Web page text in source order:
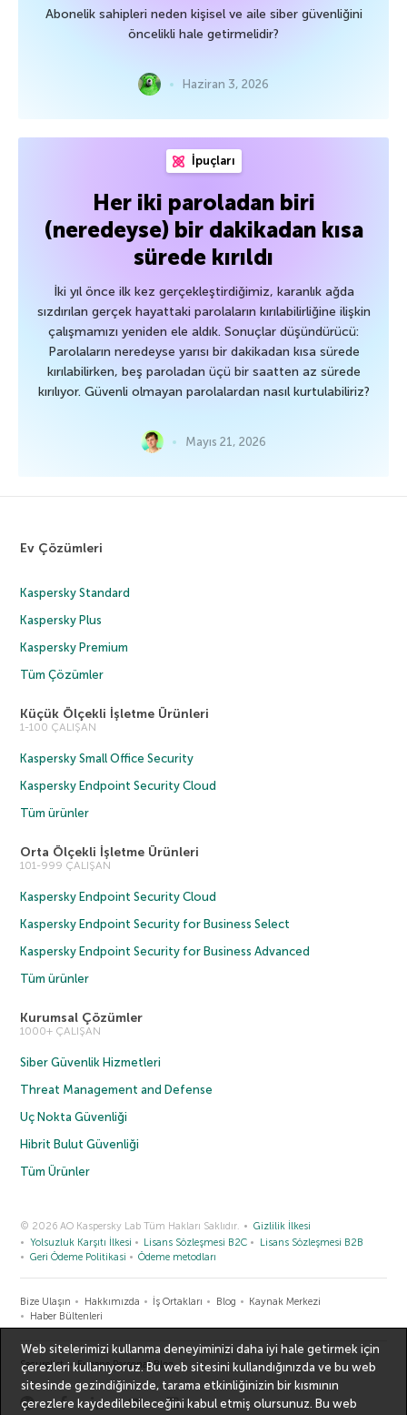
Abonelik sahipleri neden kişisel ve aile siber güvenliğini
öncelikli hale getirmelidir?
Haziran 3, 2026
İpuçları
Her iki paroladan biri
(neredeyse) bir dakikadan kısa
sürede kırıldı
İki yıl önce ilk kez gerçekleştirdiğimiz, karanlık ağda
sızdırılan gerçek hayattaki parolaların kırılabilirliğine ilişkin
çalışmamızı yeniden ele aldık. Sonuçlar düşündürücü:
Parolaların neredeyse yarısı bir dakikadan kısa sürede
kırılabilirken, beş paroladan üçü bir saatten az sürede
kırılıyor. Güvenli olmayan parolalardan nasıl kurtulabiliriz?
Mayıs 21, 2026
Ev Çözümleri
Kaspersky Standard
Kaspersky Plus
Kaspersky Premium
Tüm Çözümler
Küçük Ölçekli İşletme Ürünleri
1-100 ÇALIŞAN
Kaspersky Small Office Security
Kaspersky Endpoint Security Cloud
Tüm ürünler
Orta Ölçekli İşletme Ürünleri
101-999 ÇALIŞAN
Kaspersky Endpoint Security Cloud
Kaspersky Endpoint Security for Business Select
Kaspersky Endpoint Security for Business Advanced
Tüm ürünler
Kurumsal Çözümler
1000+ ÇALIŞAN
Siber Güvenlik Hizmetleri
Threat Management and Defense
Uç Nokta Güvenliği
Hibrit Bulut Güvenliği
Tüm Ürünler
© 2026 AO Kaspersky Lab Tüm Hakları Saklıdır.
Gizlilik İlkesi
Yolsuzluk Karşıtı İlkesi
Lisans Sözleşmesi B2C
Lisans Sözleşmesi B2B
Geri Ödeme Politikasi
Ödeme metodları
Bize Ulaşın Hakkımızda İş Ortakları Blog
Kaynak Merkezi
Haber Bültenleri
Securelist Eugene Personal Blog
Web sitelerimizi kullanma deneyiminizi daha iyi hale getirmek için
çerezleri kullanıyoruz. Bu web sitesini kullandığınızda ve bu web
sitesinde gezindiğinizde, tarama etkinliğinizin bir kısmının
çerezlere kaydedilebileceğini kabul etmiş olursunuz. Bu web